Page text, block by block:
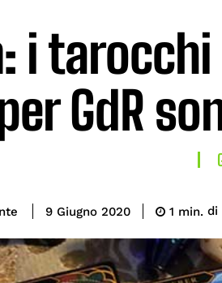
i
GdR
9 Giugno 2020 1 min. di